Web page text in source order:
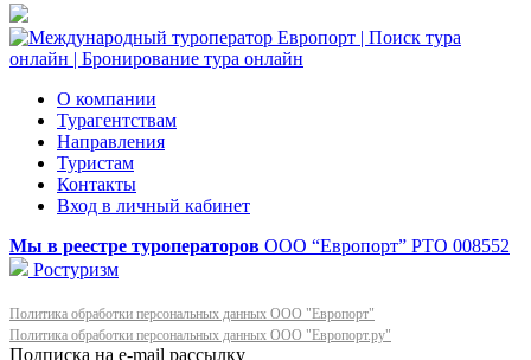
О компании
Турагентствам
Направления
Туристам
Контакты
Вход в личный кабинет
Мы в реестре туроператоров ООО “Европорт” РТО 008552
Ростуризм
Политика обработки персональных данных ООО "Европорт"
Политика обработки персональных данных ООО "Европорт.ру"